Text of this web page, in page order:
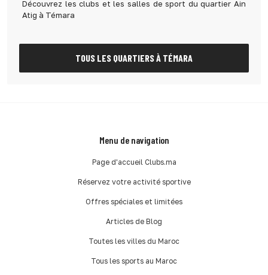
Découvrez les clubs et les salles de sport du quartier Ain
Atig à Témara
TOUS LES QUARTIERS À TÉMARA
Menu de navigation
Page d'accueil Clubs.ma
Réservez votre activité sportive
Offres spéciales et limitées
Articles de Blog
Toutes les villes du Maroc
Tous les sports au Maroc